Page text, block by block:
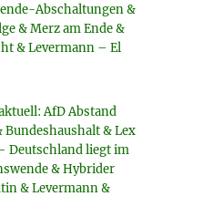
Abschaltungen &
& Merz am Ende &
& Levermann – El
AfD Abstand
Bundeshaushalt & Lex
Deutschland liegt im
& Hybrider
& Levermann &